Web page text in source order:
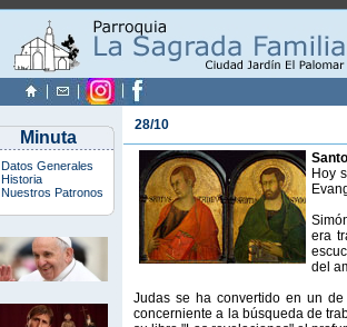
Minuta
Datos Generales
Historia
Nuestros Patronos
28/10
Hoy
era
del
Judas se ha convertido en un
concerniente a la búsqueda de